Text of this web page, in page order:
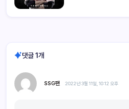
댓글 1개
SSG팬 2022년 3월 11일, 10:12 오후